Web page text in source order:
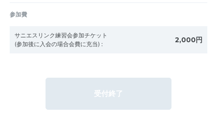
参加費
サニエスリンク練習会参加チケット
(参加後に入会の場合会費に充当) : 2,000円
受付終了